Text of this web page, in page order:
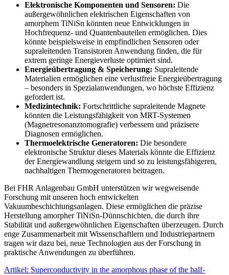
Elektronische Komponenten und Sensoren: Die
außergewöhnlichen elektrischen Eigenschaften von
amorphem TiNiSn könnten neue Entwicklungen in
Hochfrequenz- und Quantenbauteilen ermöglichen. Dies
könnte beispielsweise in empfindlichen Sensoren oder
supraleitenden Transistoren Anwendung finden, die für
extrem geringe Energieverluste optimiert sind.
Energieübertragung & Speicherung: Supraleitende
Materialien ermöglichen eine verlustfreie Energieübertragung
– besonders in Spezialanwendungen, wo höchste Effizienz
gefordert ist.
Medizintechnik: Fortschrittliche supraleitende Magnete
könnten die Leistungsfähigkeit von MRT-Systemen
(Magnetresonanztomografie) verbessern und präzisere
Diagnosen ermöglichen.
Thermoelektrische Generatoren: Die besondere
elektronische Struktur dieses Materials könnte die Effizienz
der Energiewandlung steigern und so zu leistungsfähigeren,
nachhaltigen Thermogeneratoren beitragen.
Bei FHR Anlagenbau GmbH unterstützen wir wegweisende
Forschung mit unseren hoch entwickelten
Vakuumbeschichtungsanlagen. Diese ermöglichen die präzise
Herstellung amorpher TiNiSn-Dünnschichten, die durch ihre
Stabilität und außergewöhnlichen Eigenschaften überzeugen. Durch
enge Zusammenarbeit mit Wissenschaftlern und Industriepartnern
tragen wir dazu bei, neue Technologien aus der Forschung in
praktische Anwendungen zu überführen.
Artikel: Superconductivity in the amorphous phase of the half-